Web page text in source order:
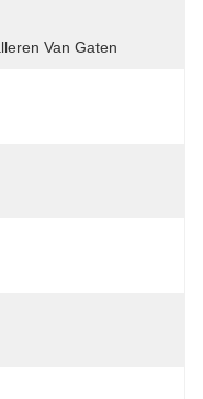
Van Gaten